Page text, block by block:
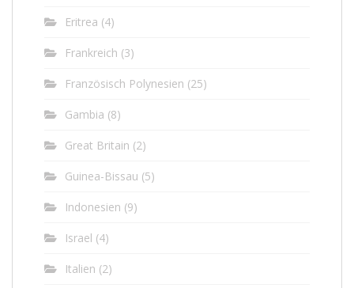
Eritrea (4)
Frankreich (3)
Französisch Polynesien (25)
Gambia (8)
Great Britain (2)
Guinea-Bissau (5)
Indonesien (9)
Israel (4)
Italien (2)